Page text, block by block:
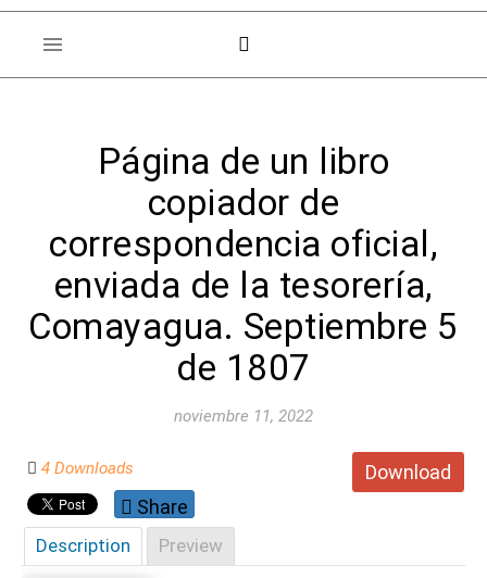
Página de un libro
copiador de
correspondencia oficial,
enviada de la tesorería,
Comayagua. Septiembre 5
de 1807
noviembre 11, 2022
Download
4 Downloads
Share
Description Preview